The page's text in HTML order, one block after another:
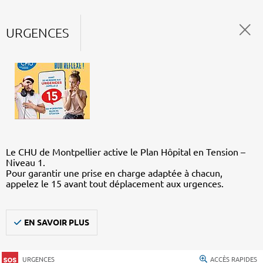
URGENCES
Le CHU de Montpellier active le Plan Hôpital en Tension –
Niveau 1.
Pour garantir une prise en charge adaptée à chacun,
appelez le 15 avant tout déplacement aux urgences.
EN SAVOIR PLUS
URGENCES ACCÈS RAPIDES